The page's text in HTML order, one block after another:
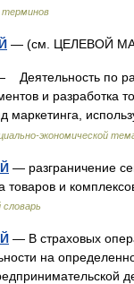
терминов
— (см. ЦЕЛЕВОЙ
Деятельность по
и разработка
маркетинга,
экономической
— разграничение
товаров и
словарь
— В страховых
на